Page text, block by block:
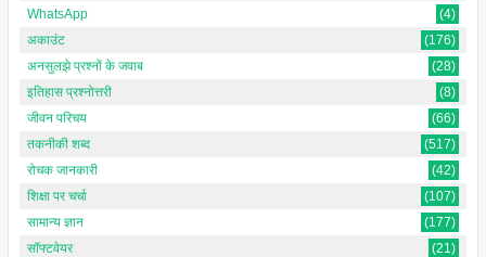
WhatsApp
(4)
अकाउंट
(176)
अनसुलझे प्रश्नों के जवाब
(28)
इतिहास प्रश्नोत्तरी
(8)
जीवन परिचय
(66)
तकनीकी शब्द
(517)
रोचक जानकारी
(42)
शिक्षा पर चर्चा
(107)
सामान्य ज्ञान
(177)
सॉफ्टवेयर
(21)